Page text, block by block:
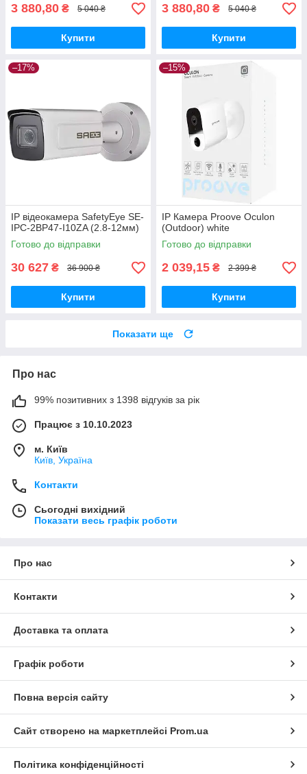
3 880,80 ₴ 5 040 ₴
Купити
3 880,80 ₴ 5 040 ₴
Купити
–17%
IP відеокамера SafetyEye SE-
IPC-2BP47-I10ZA (2.8-12мм)
Готово до відправки
30 627 ₴ 36 900 ₴
Купити
–15%
IP Камера Proove Oculon
(Outdoor) white
Готово до відправки
2 039,15 ₴ 2 399 ₴
Купити
Показати ще
Про нас
99% позитивних з 1398 відгуків за рік
Працює з 10.10.2023
м. Київ
Київ, Україна
Контакти
Сьогодні вихідний
Показати весь графік роботи
Про нас
Контакти
Доставка та оплата
Графік роботи
Повна версія сайту
Сайт створено на маркетплейсі Prom.ua
Політика конфіденційності